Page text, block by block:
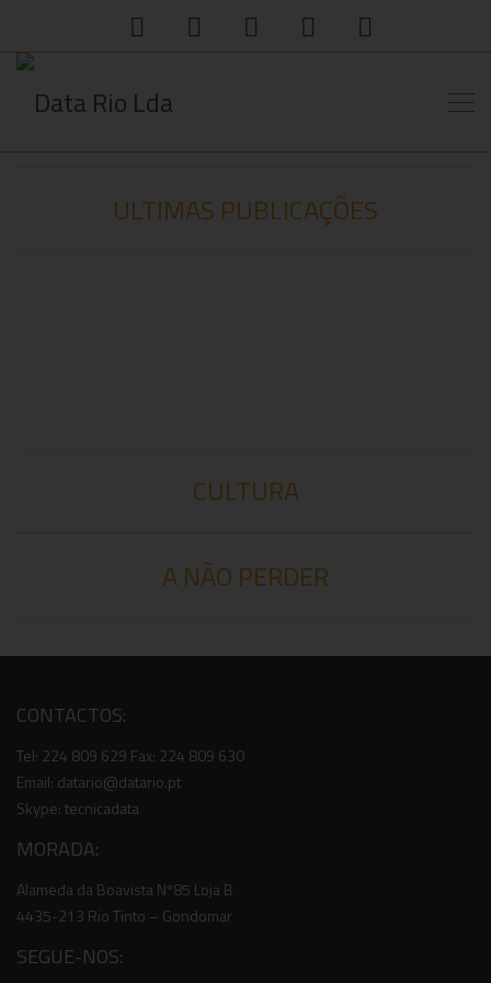
ULTIMAS PUBLICAÇÕES
CULTURA
A NÃO PERDER
CONTACTOS:
Tel: 224 809 629 Fax: 224 809 630
Email: datario@datario.pt
Skype: tecnicadata
MORADA:
Alameda da Boavista Nº85 Loja B
4435-213 Rio Tinto – Gondomar
SEGUE-NOS: